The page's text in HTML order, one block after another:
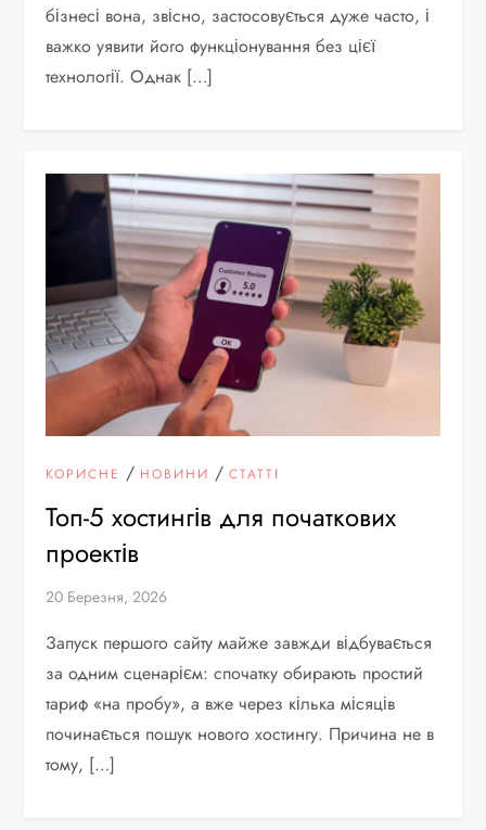
бізнесі вона, звісно, застосовується дуже часто, і
важко уявити його функціонування без цієї
технології. Однак […]
КОРИСНЕ / НОВИНИ /СТАТТІ
Топ-5 хостингів для початкових
проектів
20 Березня, 2026
Запуск першого сайту майже завжди відбувається
за одним сценарієм: спочатку обирають простий
тариф «на пробу», а вже через кілька місяців
починається пошук нового хостингу. Причина не в
тому, […]